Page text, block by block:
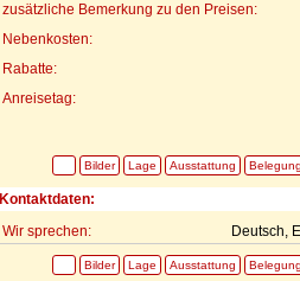
zusätzliche Bemerkung zu den Preisen:
Nebenkosten:
Rabatte:
Anreisetag:
Bilder Lage Ausstattung
Kontaktdaten:
Wir sprechen:
Deutsch,
Bilder Lage Ausstattung